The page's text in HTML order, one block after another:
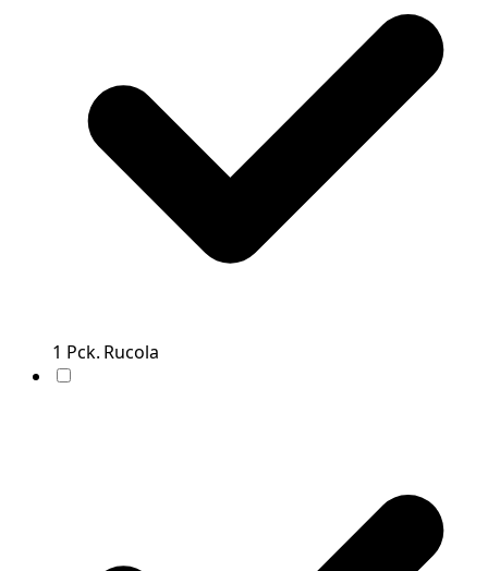
1 Pck. Rucola